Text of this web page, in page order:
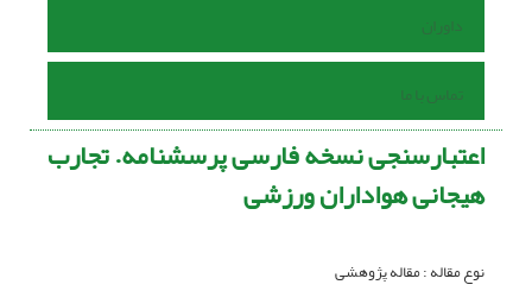
داوران
تماس با ما
اعتبارسنجی نسخه فارسی پرسشنامه. تجارب
هیجانی هواداران ورزشی
نوع مقاله : مقاله پژوهشی